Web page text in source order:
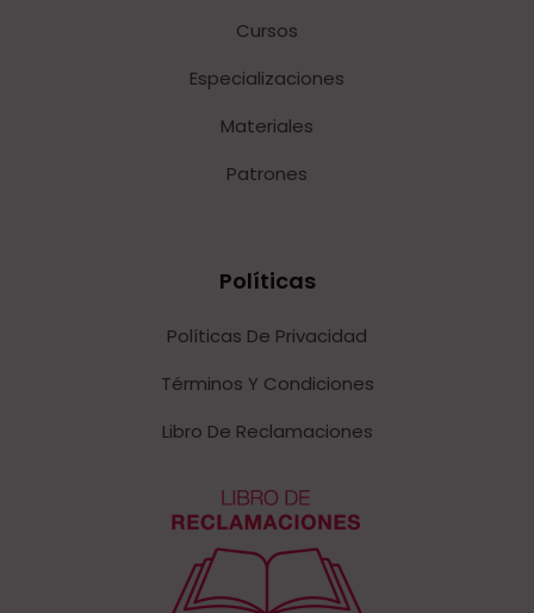
Cursos
Especializaciones
Materiales
Patrones
Políticas
Políticas De Privacidad
Términos Y Condiciones
Libro De Reclamaciones